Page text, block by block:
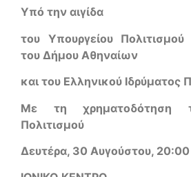
Υπό την αιγίδα
του Υπουργείου
του Δήμου Αθηναίων
και του Ελληνικού Ιδρύματος
Με τη χρηματοδότηση
Πολιτισμού
Δευτέρα, 30 Αυγούστου, 20:00